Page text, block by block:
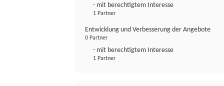
- mit berechtigtem Interesse
1 Partner
Entwicklung und Verbesserung der Angebote
0 Partner
- mit berechtigtem Interesse
1 Partner